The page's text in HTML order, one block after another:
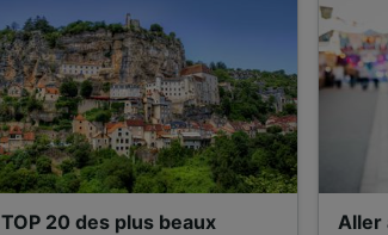
TOP 20 des plus beaux
Aller